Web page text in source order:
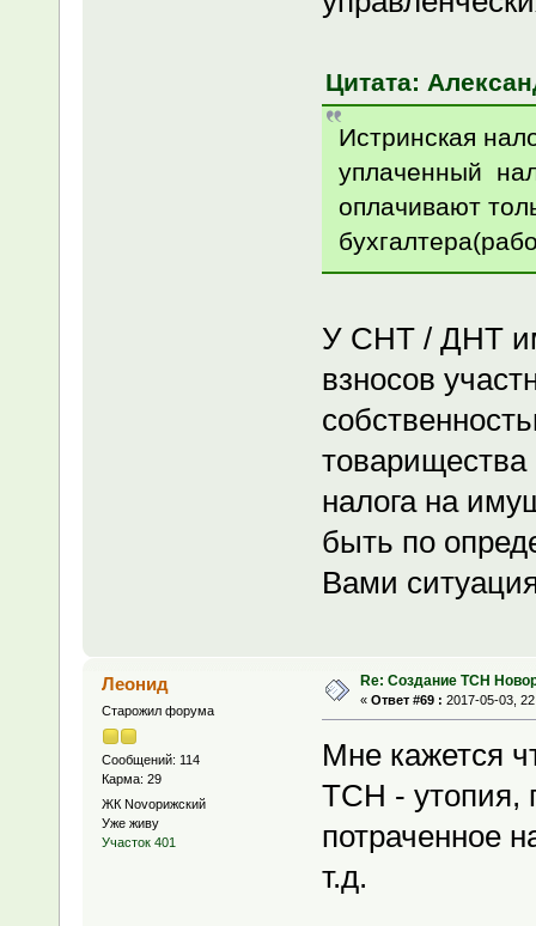
Цитата:
Истринская
уплаченный
оплачивают
У СНТ / ДНТ
взносов
товарищества
налога на
быть по
Вами
Леонид
Старожил форума
Сообщений: 114
Карма: 29
ЖК Novoрижский
Уже живу
Участок 401
Re: Создание ТСН
« Ответ #69 : 2017-05-03,
Мне кажется
ТСН - утопия,
потраченное
т.д.